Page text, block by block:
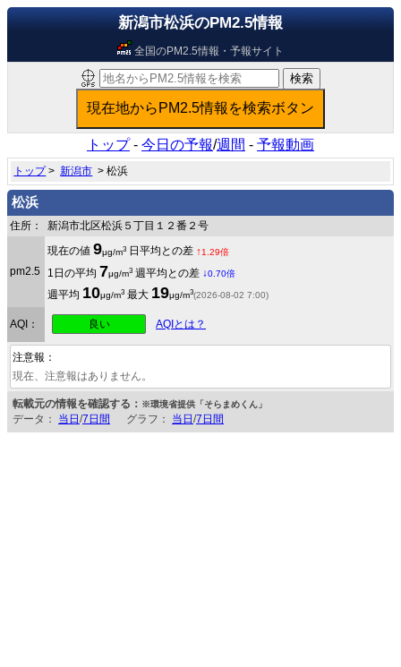
新潟市松浜のPM2.5情報
全国のPM2.5情報・予報サイト
トップ- 今日の予報/週間 - 予報動画
トップ>新潟市 > 松浜
松浜
住所： 新潟市北区松浜５丁目１２番２号
pm2.5
現在の値 9μg/m3 日平均との差 ↑1.29倍
1日の平均 7μg/m3 週平均との差 ↓0.70倍
週平均 10μg/m3 最大 19μg/m3(2026-08-02 7:00)
AQI： 良い AQIとは？
注意報：
現在、注意報はありません。
転載元の情報を確認する： ※環境省提供「そらまめくん」
データ： 当日 /7日間 グラフ： 当日 /7日間